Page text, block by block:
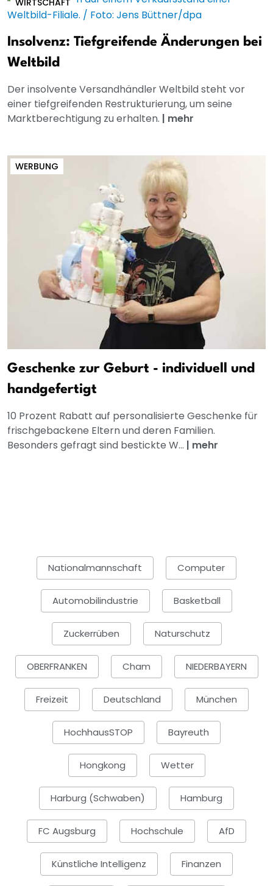
Insolvenz: Tiefgreifende Änderungen bei
Weltbild
Der insolvente Versandhändler Weltbild steht vor
einer tiefgreifenden Restrukturierung, um seine
Marktberechtigung zu erhalten. | mehr
WERBUNG
Geschenke zur Geburt - individuell und
handgefertigt
10 Prozent Rabatt auf personalisierte Geschenke für
frischgebackene Eltern und deren Familien.
Besonders gefragt sind bestickte W... | mehr
Nationalmannschaft Computer
Automobilindustrie Basketball
Zuckerrüben Naturschutz
OBERFRANKEN Cham NIEDERBAYERN
Freizeit Deutschland München
HochhausSTOP Bayreuth
Hongkong Wetter
Harburg (Schwaben) Hamburg
FC Augsburg Hochschule AfD
Künstliche Intelligenz Finanzen